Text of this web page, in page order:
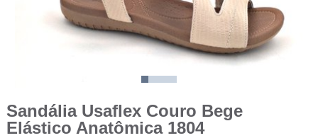
Sandália Usaflex Couro Bege
Elástico Anatômica 1804